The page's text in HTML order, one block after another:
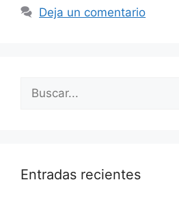
Deja un comentario
Entradas recientes